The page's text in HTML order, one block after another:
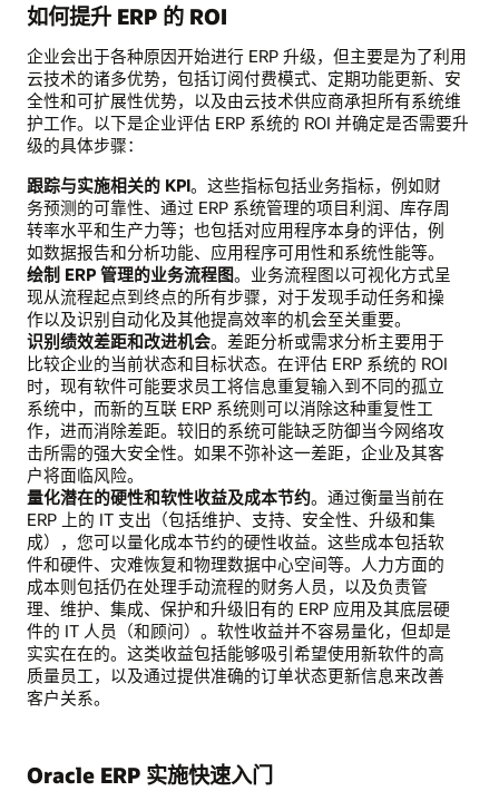
如何提升 ERP 的 ROI
企业会出于各种原因开始进行 ERP 升级，但主要是为了利用
云技术的诸多优势，包括订阅付费模式、定期功能更新、安
全性和可扩展性优势，以及由云技术供应商承担所有系统维
护工作。以下是企业评估 ERP 系统的 ROI 并确定是否需要升
级的具体步骤：
跟踪与实施相关的 KPI。这些指标包括业务指标，例如财
务预测的可靠性、通过 ERP 系统管理的项目利润、库存周
转率水平和生产力等；也包括对应用程序本身的评估，例
如数据报告和分析功能、应用程序可用性和系统性能等。
绘制 ERP 管理的业务流程图。业务流程图以可视化方式呈
现从流程起点到终点的所有步骤，对于发现手动任务和操
作以及识别自动化及其他提高效率的机会至关重要。
识别绩效差距和改进机会。差距分析或需求分析主要用于
比较企业的当前状态和目标状态。在评估 ERP 系统的 ROI
时，现有软件可能要求员工将信息重复输入到不同的孤立
系统中，而新的互联 ERP 系统则可以消除这种重复性工
作，进而消除差距。较旧的系统可能缺乏防御当今网络攻
击所需的强大安全性。如果不弥补这一差距，企业及其客
户将面临风险。
量化潜在的硬性和软性收益及成本节约。通过衡量当前在
ERP 上的 IT 支出（包括维护、支持、安全性、升级和集
成），您可以量化成本节约的硬性收益。这些成本包括软
件和硬件、灾难恢复和物理数据中心空间等。人力方面的
成本则包括仍在处理手动流程的财务人员，以及负责管
理、维护、集成、保护和升级旧有的 ERP 应用及其底层硬
件的 IT 人员（和顾问）。软性收益并不容易量化，但却是
实实在在的。这类收益包括能够吸引希望使用新软件的高
质量员工，以及通过提供准确的订单状态更新信息来改善
客户关系。
Oracle ERP 实施快速入门